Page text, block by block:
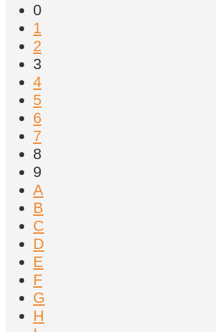
0
1
2
3
4
5
6
7
8
9
A
B
C
D
E
F
G
H